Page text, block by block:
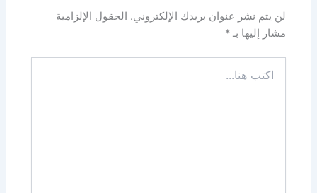
لن يتم نشر عنوان بريدك الإلكتروني. الحقول الإلزامية
مشار إليها بـ*
هنا...